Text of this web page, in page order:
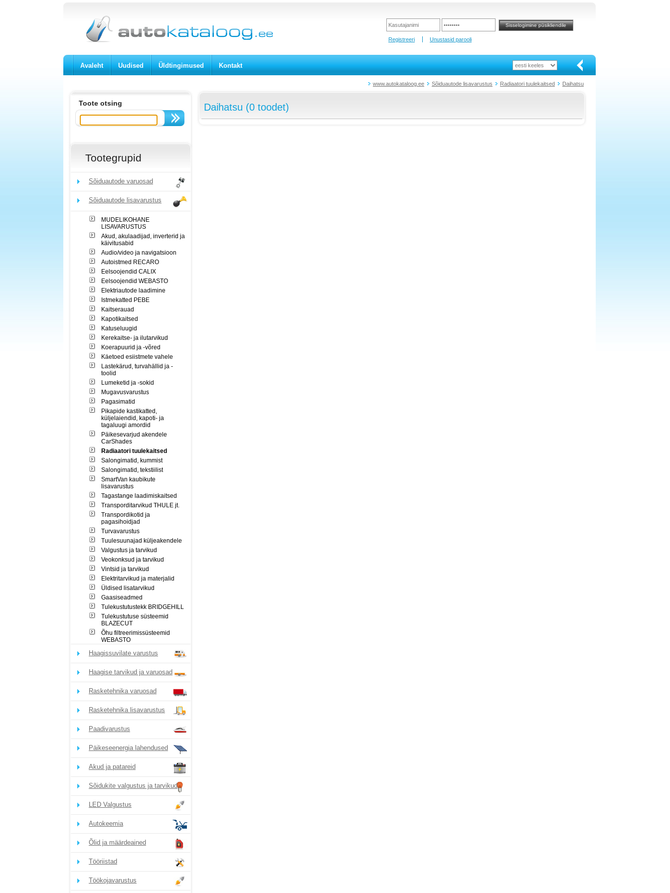
Registreeri Unustasid parooli
Avaleht Uudised Üldtingimused Kontakt
www.autokataloog.ee Sõiduautode lisavarustus Radiaatori tuulekaitsed Daihatsu
Toote otsing
Tootegrupid
Sõiduautode varuosad
Sõiduautode lisavarustus
MUDELIKOHANE
LISAVARUSTUS
Akud, akulaadijad, inverterid ja
käivitusabid
Audio/video ja navigatsioon
Autoistmed RECARO
Eelsoojendid CALIX
Eelsoojendid WEBASTO
Elektriautode laadimine
Istmekatted PEBE
Kaitserauad
Kapotikaitsed
Katuseluugid
Kerekaitse- ja ilutarvikud
Koerapuurid ja -võred
Käetoed esiistmete vahele
Lastekärud, turvahällid ja -
toolid
Lumeketid ja -sokid
Mugavusvarustus
Pagasimatid
Pikapide kastikatted,
küljelaiendid, kapoti- ja
tagaluugi amordid
Päikesevarjud akendele
CarShades
Radiaatori tuulekaitsed
Salongimatid, kummist
Salongimatid, tekstiilist
SmartVan kaubikute
lisavarustus
Tagastange laadimiskaitsed
Transporditarvikud THULE jt.
Transpordikotid ja
pagasihoidjad
Turvavarustus
Tuulesuunajad küljeakendele
Valgustus ja tarvikud
Veokonksud ja tarvikud
Vintsid ja tarvikud
Elektritarvikud ja materjalid
Üldised lisatarvikud
Gaasiseadmed
Tulekustutustekk BRIDGEHILL
Tulekustutuse süsteemid
BLAZECUT
Õhu filtreerimissüsteemid
WEBASTO
Haagissuvilate varustus
Haagise tarvikud ja varuosad
Rasketehnika varuosad
Rasketehnika lisavarustus
Paadivarustus
Päikeseenergia lahendused
Akud ja patareid
Sõidukite valgustus ja tarvikud
LED Valgustus
Autokeemia
Õlid ja määrdeained
Tööriistad
Töökojavarustus
Daihatsu (0 toodet)